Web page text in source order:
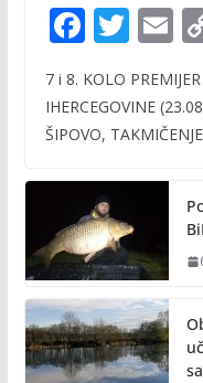
F
e
b
o
k
T
itt
er
E
ai
l
7 i 8. KOLO
IHERCEGOVINE
ŠIPOVO,